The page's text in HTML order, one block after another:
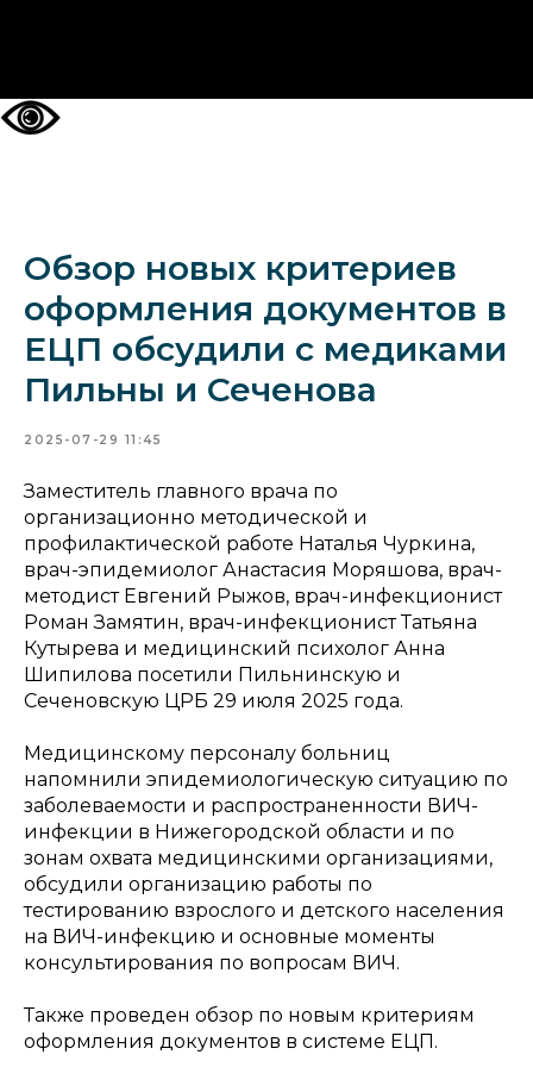
Обзор новых критериев
оформления документов в
ЕЦП обсудили с медиками
Пильны и Сеченова
2025-07-29 11:45
Заместитель главного врача по
организационно методической и
профилактической работе Наталья Чуркина,
врач-эпидемиолог Анастасия Моряшова, врач-
методист Евгений Рыжов, врач-инфекционист
Роман Замятин, врач-инфекционист Татьяна
Кутырева и медицинский психолог Анна
Шипилова посетили Пильнинскую и
Сеченовскую ЦРБ 29 июля 2025 года.
Медицинскому персоналу больниц
напомнили эпидемиологическую ситуацию по
заболеваемости и распространенности ВИЧ-
инфекции в Нижегородской области и по
зонам охвата медицинскими организациями,
обсудили организацию работы по
тестированию взрослого и детского населения
на ВИЧ-инфекцию и основные моменты
консультирования по вопросам ВИЧ.
Также проведен обзор по новым критериям
оформления документов в системе ЕЦП.